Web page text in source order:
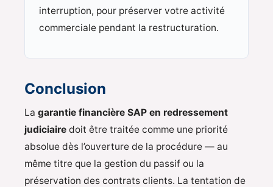
interruption, pour préserver votre activité
commerciale pendant la restructuration.
Conclusion
La garantie financière SAP en redressement
judiciaire doit être traitée comme une priorité
absolue dès l’ouverture de la procédure — au
même titre que la gestion du passif ou la
préservation des contrats clients. La tentation de